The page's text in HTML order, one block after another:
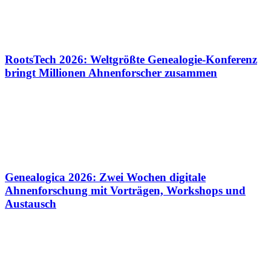
RootsTech 2026: Weltgrößte Genealogie-Konferenz
bringt Millionen Ahnenforscher zusammen
Genealogica 2026: Zwei Wochen digitale
Ahnenforschung mit Vorträgen, Workshops und
Austausch